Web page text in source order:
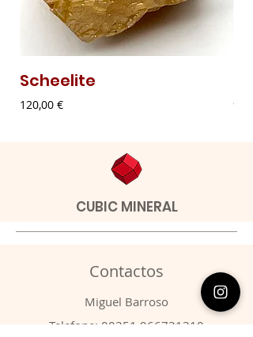
Scheelite
Preço
120,00 € 9,00
CUBIC MINERAL
Contactos
​Miguel Barroso
Telefone: 00351 966731310